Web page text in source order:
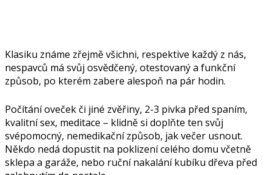
Klasiku známe zřejmě všichni, respektive každý z nás,
nespavců má svůj osvědčený, otestovaný a funkční
způsob, po kterém zabere alespoň na pár hodin.
Počítání oveček či jiné zvěřiny, 2-3 pivka před spaním,
kvalitní sex, meditace – klidně si doplňte ten svůj
svépomocný, nemedikační způsob, jak večer usnout.
Někdo nedá dopustit na poklizení celého domu včetně
sklepa a garáže, nebo ruční nakalání kubíku dřeva před